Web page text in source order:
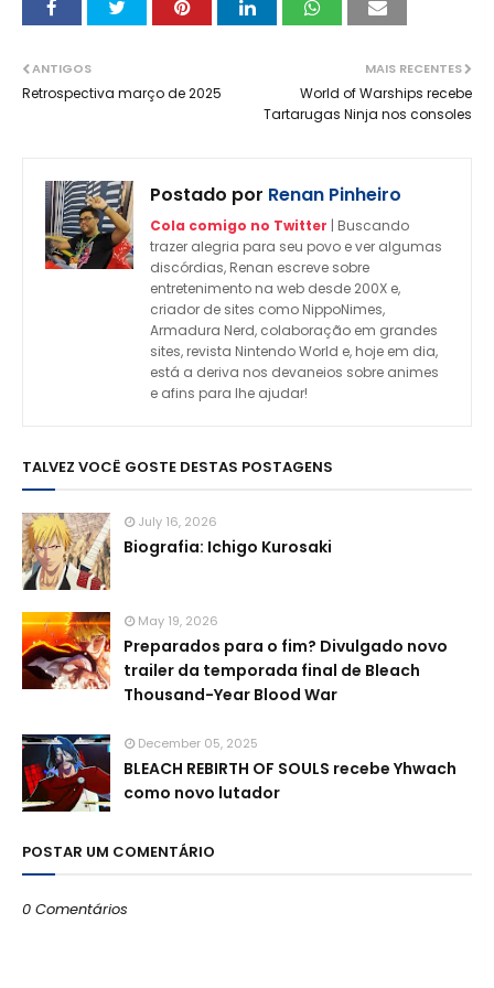
MAIS RECENTES
World of Warships recebe
Tartarugas Ninja nos consoles
ANTIGOS
Retrospectiva março de 2025
Postado por Renan Pinheiro
Cola comigo no Twitter | Buscando
trazer alegria para seu povo e ver algumas
discórdias, Renan escreve sobre
entretenimento na web desde 200X e,
criador de sites como NippoNimes,
Armadura Nerd, colaboração em grandes
sites, revista Nintendo World e, hoje em dia,
está a deriva nos devaneios sobre animes
e afins para lhe ajudar!
TALVEZ VOCÊ GOSTE DESTAS POSTAGENS
July 16, 2026
Biografia: Ichigo Kurosaki
May 19, 2026
Preparados para o fim? Divulgado novo
trailer da temporada final de Bleach
Thousand-Year Blood War
December 05, 2025
BLEACH REBIRTH OF SOULS recebe Yhwach
como novo lutador
POSTAR UM COMENTÁRIO
0 Comentários